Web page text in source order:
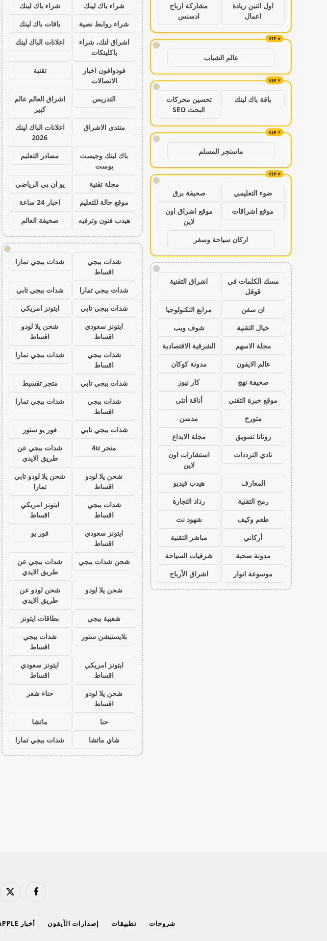
اول اثنين ريادة
اعمال
مشاركة ارباح
ادسنس
!
عالم الشباب
!
باقة باك لينك
تحسين محركات
البحث SEO
!
ماسنجر المسلم
!
ضوء التعليمي
صحيفة برق
موقع اشراقات
موقع اشراق اون
لاين
اركان سياحة وسفر
!
مسك الكلمات في
قوقل
اشراق التقنية
ان سفن
مرابع التكنولوجيا
خيال التقنية
شوف ويب
مجلة الاسهم
الشرقية الاقتصادية
عالم الايفون
مدونة كوكان
صحيفة نهج
كار نيوز
موقع خبرة التقني
أناقة أنثى
متورخ
مدسن
روتانا تسويق
مجلة الابداع
نادي الترددات
استشارات اون
لاين
المعارف
هيدب فيديو
رمح التقنية
رذاذ التجارة
طعم وكيف
شهود نت
أركاني
مباشر التقنية
مدونة صحبة
شرقيات السياحة
موسوعة انوار
اشراق الأرباح
شراء باك لينك
شراء باك لينك
شراء روابط نصية
باقات باك لينك
اشراق لنك، شراء
باكلينكات
اعلانات الباك لينك
فودوافون اخبار
الاتصالات
تقنية
التدريس
اشراق العالم عالم
كبير
منتدى الاشراق
اعلانات الباك لينك
2026
باك لينك وجيست
بوست
مصادر التعليم
مجلة تقنية
يو ان بي الرياضي
موقع حالة للتعليم
اخبار 24 ساعة
هيدب فنون وترفيه
صحيفة العالم
!
شدات ببجي
اقساط
شدات ببجي تمارا
شدات ببجي تمارا
شدات ببجي تابي
شدات ببجي تابي
ايتونز امريكي
ايتونز سعودي
اقساط
شحن يلا لودو
اقساط
شدات ببجي
اقساط
شدات ببجي تمارا
شدات ببجي تابي
متجر تقسيط
شدات ببجي
اقساط
شدات ببجي تمارا
شدات ببجي تابي
فور يو ستور
متجر 4u
شدات ببجي عن
طريق الايدي
شحن يلا لودو
اقساط
شحن يلا لودو تابي
تمارا
شدات ببجي
اقساط
ايتونز امريكي
اقساط
ايتونز سعودي
اقساط
فور يو
شحن شدات ببجي
شدات ببجي عن
طريق الايدي
شحن يلا لودو
شحن لودو عن
طريق الايدي
شعبية ببجي
بطاقات ايتونز
بلايستيشن ستور
شدات ببجي
اقساط
ايتونز امريكي
اقساط
ايتونز سعودي
اقساط
شحن يلا لودو
اقساط
حناء شعر
حنا
ماتشا
شاي ماتشا
شدات ببجي تمارا
فيسبوك
X
شروحات تطبيقات إصدارات الآيفون أخبار APPLE